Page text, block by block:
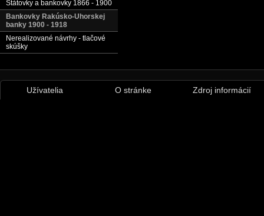
Štátovky a bankovky 1866 - 1900
Bankovky Rakúsko-Uhorskej
banky 1900 - 1918
Nerealizované návrhy - tlačové
skúšky
Užívatelia O stránke Zdroj informácií